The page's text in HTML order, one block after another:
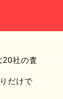
20社の査
だけで